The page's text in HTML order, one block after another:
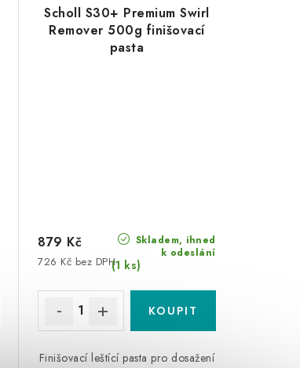
Scholl S30+ Premium Swirl
Remover 500g finišovací
pasta
Skladem, ihned
k odeslání
(1 ks)
726 Kč bez DPH
879 Kč
Finišovací leštící pasta pro dosažení